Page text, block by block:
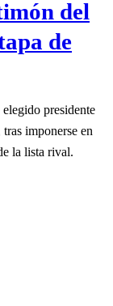
del
de
presidente
tras imponerse en
la lista rival.